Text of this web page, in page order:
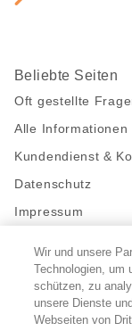
Beliebte Seiten
Oft gestellte
Alle Informationen
Kundendienst &
Datenschutz
Impressum
Bleibe mit uns
Facebook
https://
Wir und unsere
Technologien, um
schützen, zu
unsere Dienste
Webseiten von